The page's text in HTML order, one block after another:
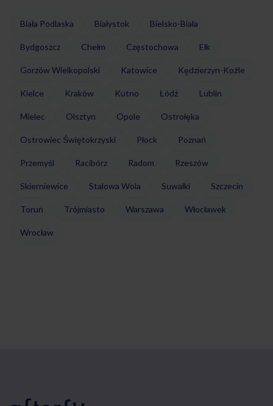
Biała Podlaska Białystok Bielsko-Biała
Bydgoszcz Chełm Częstochowa Ełk
Gorzów Wielkopolski Katowice Kędzierzyn-Koźle
Kielce Kraków Kutno Łódź Lublin
Mielec Olsztyn Opole Ostrołęka
Ostrowiec Świętokrzyski Płock Poznań
Przemyśl Racibórz Radom Rzeszów
Skierniewice Stalowa Wola Suwałki Szczecin
Toruń Trójmiasto Warszawa Włocławek
Wrocław